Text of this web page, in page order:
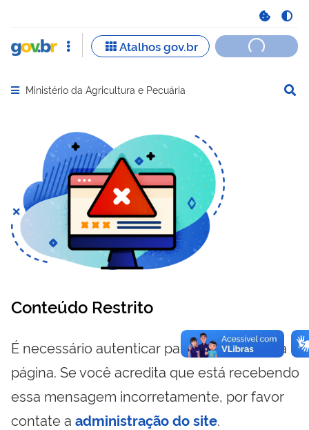
Abrir menu principal de navegação
Ministério da Agricultura e Pecuária
Conteúdo Restrito
É necessário autenticar para visualizar essa
página. Se você acredita que está recebendo
essa mensagem incorretamente, por favor
contate a administração do site.